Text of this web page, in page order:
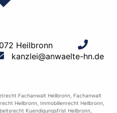
Heilbronn
kanzlei@anwaelte-hn.de
Fachanwalt Heilbronn
Fachanwalt
Heilbronn Immobilienrecht Heilbronn
Kuendigungsfrist Heilbronn